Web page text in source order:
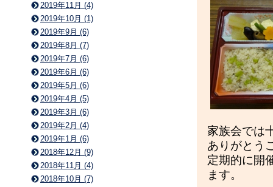
家族会では
ありがとう
定期的に開
ます。
2019年11月 (4)
2019年10月 (1)
2019年9月 (6)
2019年8月 (7)
2019年7月 (6)
2019年6月 (6)
2019年5月 (6)
2019年4月 (5)
2019年3月 (6)
2019年2月 (4)
2019年1月 (6)
2018年12月 (9)
2018年11月 (4)
2018年10月 (7)